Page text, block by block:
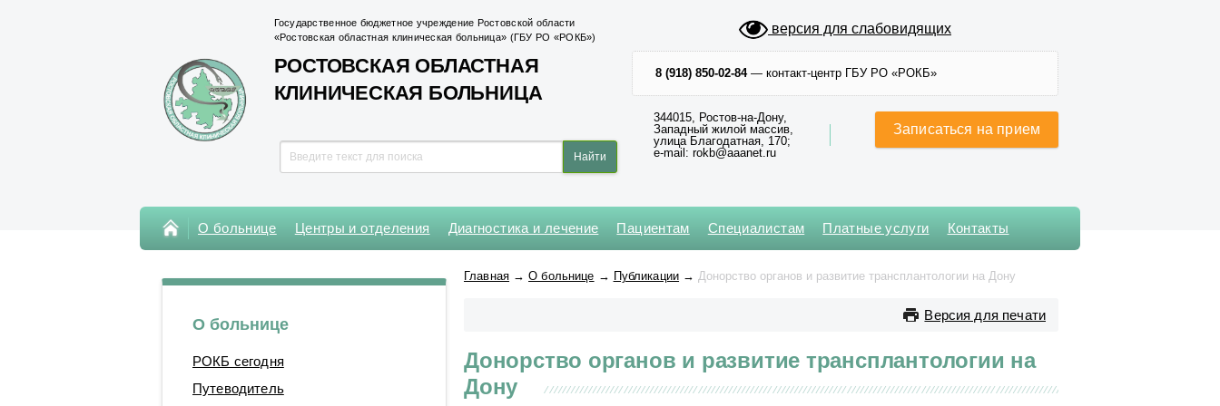
Государственное бюджетное учреждение Ростовской области
«Ростовская областная клиническая больница» (ГБУ РО «РОКБ»)
РОСТОВСКАЯ ОБЛАСТНАЯ
КЛИНИЧЕСКАЯ БОЛЬНИЦА
версия для слабовидящих
8 (918) 850-02-84— контакт-центр ГБУ РО «РОКБ»
344015, Ростов-на-Дону,
Западный жилой массив,
улица Благодатная, 170;
e-mail: rokb@aaanet.ru
Записаться на прием
О больнице Центры и отделения
центра
Кардиохирургический центр
Центр неврологии
Центр хирургии и
Отделения
Абдоминальной и
Анестезиологии-реанимации
для взрослого населения № 2
сложных нарушений ритма
электрокардиостимуляции
Лаборатории
Клинико-диагностическая №1
Операционный блок № 1
Диагностика и лечение Пациентам Специалистам Платные услуги Контакты
О больнице
РОКБ сегодня
Путеводитель
Главная →О больнице → Публикации →Донорство органов и развитие трансплантологии на Дону
Версия для печати
Донорство органов и развитие трансплантологии на
Дону